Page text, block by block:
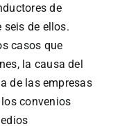
de
seis de ellos.
casos que
la causa del
de las empresas
convenios